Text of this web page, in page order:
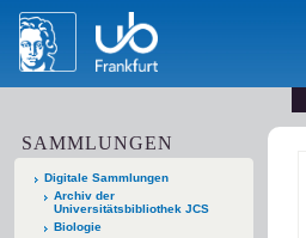
SAMMLUNGEN
Digitale Sammlungen
Archiv der
Universitätsbibliothek JCS
Biologie